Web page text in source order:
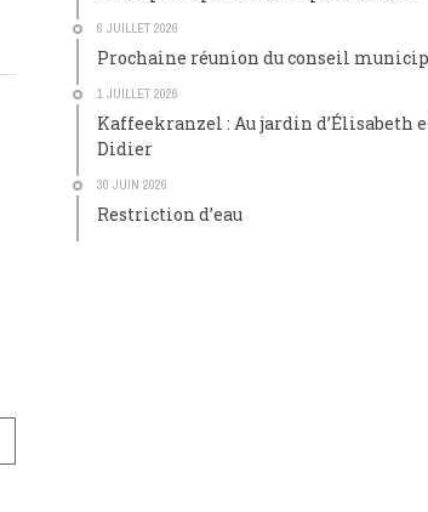
6 JUILLET 2026
Prochaine réunion du conseil
1 JUILLET 2026
Kaffeekranzel : Au jardin d’Élisabeth
Didier
30 JUIN 2026
Restriction d’eau